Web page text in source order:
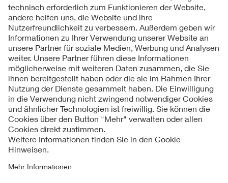
Folgen Sie uns
Kontakte
Service
Impressum
Datenschutzinformationen
Cookie Hinweise